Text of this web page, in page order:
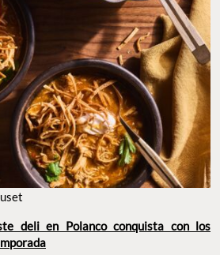
deli en Polanco conquista con los